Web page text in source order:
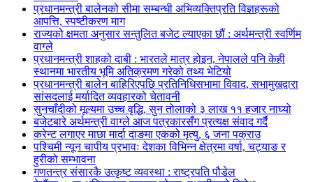
प्रधानमन्त्री बालेनको सीमा सम्बन्धी अभिव्यक्तिप्रति विज्ञहरूको
आपत्ति, स्पष्टीकरण माग
राज्यको क्षमता अनुसार सन्तुलित बजेट ल्याएका छौं : अर्थमन्त्री स्वर्णिम
वाग्ले
प्रधानमन्त्री शाहको दाबी : भारतले मात्र होइन, नेपालले पनि केही
स्थानमा भारतीय भूमि अतिक्रमण गरेको तथ्य भेटियो
प्रधानमन्त्री बालेन बाहिरिएपछि प्रतिनिधिसभामा विवाद, सभामुखद्वारा
सांसदलाई मर्यादित व्यवहारको चेतावनी
सुनचाँदीको मूल्यमा उच्च वृद्धि, सुन तोलाको ३ लाख ११ हजार नाघ्यो
बजेटबारे अर्थमन्त्री वाग्ले आज पत्रकारसँग प्रत्यक्ष संवाद गर्दै
करेन्ट लगाएर माछा मार्दा दाङमा एकको मृत्यु, ६ जना पक्राउ
पश्चिमी न्यून चापीय प्रभावः देशका विभिन्न क्षेत्रमा वर्षा, चट्याङ र
हुरीको सम्भावना
गणतन्त्र संसारकै उत्कृष्ट व्यवस्था : राष्ट्रपति पौडेल